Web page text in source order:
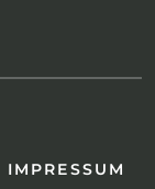
IMPRESSUM